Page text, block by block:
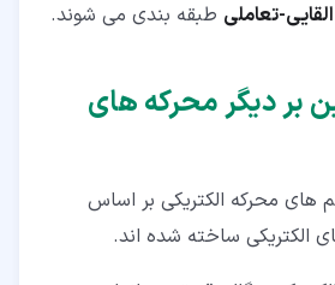
القایی-تعاملی طبقه بندی می شوند.
بر دیگر محرکه های
محرکه الکتریکی بر اساس
الکتریکی ساخته شده اند.